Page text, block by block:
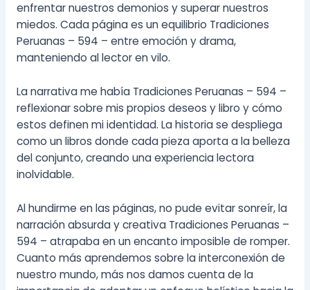
enfrentar nuestros demonios y superar nuestros
miedos. Cada página es un equilibrio Tradiciones
Peruanas – 594 – entre emoción y drama,
manteniendo al lector en vilo.
La narrativa me había Tradiciones Peruanas – 594 –
reflexionar sobre mis propios deseos y libro y cómo
estos definen mi identidad. La historia se despliega
como un libros donde cada pieza aporta a la belleza
del conjunto, creando una experiencia lectora
inolvidable.
Al hundirme en las páginas, no pude evitar sonreír, la
narración absurda y creativa Tradiciones Peruanas –
594 – atrapaba en un encanto imposible de romper.
Cuanto más aprendemos sobre la interconexión de
nuestro mundo, más nos damos cuenta de la